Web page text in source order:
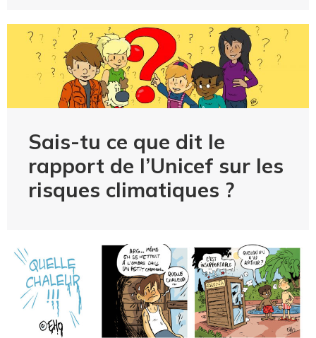
Sais-tu ce que dit le
rapport de l’Unicef sur les
risques climatiques ?